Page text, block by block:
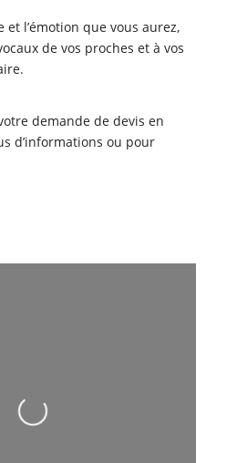
l’émotion que vous aurez,
de vos proches et à vos
demande de devis en
d’informations ou pour
Loading...